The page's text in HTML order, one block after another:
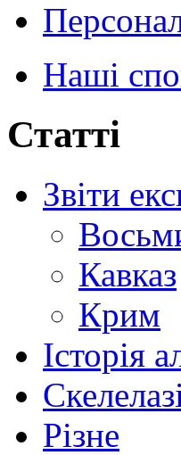
Наші
Статті
Звіти
Кавказ
Крим
Історія
Різне